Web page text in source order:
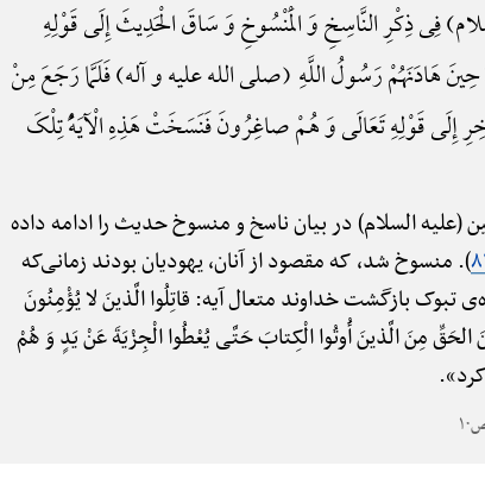
فِی ذِکْرِ النَّاسِخِ وَ الْمَنْسُوخِ وَ سَاقَ الْحَدِیثَ إِلَی قَوْلِهِ
هَادَنَهُمْ رَسُولُ اللَّهِ (صلی الله علیه و آله) فَلَمَّا رَجَعَ مِنْ
إِلَی قَوْلِهِ تَعَالَی وَ هُمْ صاغِرُونَ فَنَسَخَتْ هَذِهِ الْآیَهًُْ تِلْکَ
(علیه السلام) در بیان ناسخ و منسوخ حدیث را ادامه داده
). منسوخ شد، که مقصود از آنان، یهودیان بودند زمانی‌که
بازگشت خداوند متعال آیه: قاتِلُوا الَّذینَ لا یُؤْمِنُونَ
الحَقِّ مِنَ الَّذینَ أُوتُوا الْکِتابَ حَتَّی یُعْطُوا الْجِزْیَةَ عَنْ یَدٍ وَ هُمْ